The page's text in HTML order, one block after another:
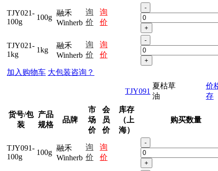
TJY021-
100g
100g
融禾
Winherb
询
价
询
价
-
+
TJY021-
1kg
1kg
融禾
Winherb
询
价
询
价
-
+
加入购物车 大包装咨询？
TJY091
夏枯草
油
价
存
货号/包
装
产品
规格
品牌
市
场
价
会
员
价
库存
（上
海）
购买数量
TJY091-
100g
100g
融禾
Winherb
询
价
询
价
-
+